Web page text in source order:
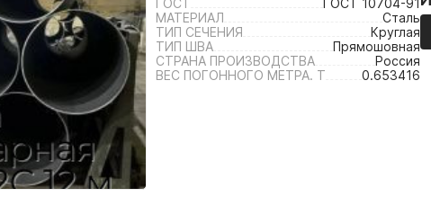
ГОСТ
ГОСТ 10704-91
МАТЕРИАЛ
Сталь
ТИП СЕЧЕНИЯ
Круглая
ТИП ШВА
Прямошовная
СТРАНА ПРОИЗВОДСТВА
Россия
ВЕС ПОГОННОГО МЕТРА. Т
0.653416